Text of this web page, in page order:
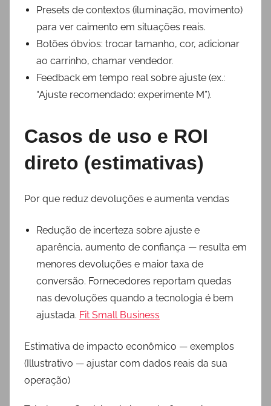
Presets de contextos (iluminação, movimento)
para ver caimento em situações reais.
Botões óbvios: trocar tamanho, cor, adicionar
ao carrinho, chamar vendedor.
Feedback em tempo real sobre ajuste (ex.:
“Ajuste recomendado: experimente M”).
Casos de uso e ROI
direto (estimativas)
Por que reduz devoluções e aumenta vendas
Redução de incerteza sobre ajuste e
aparência, aumento de confiança — resulta em
menores devoluções e maior taxa de
conversão. Fornecedores reportam quedas
nas devoluções quando a tecnologia é bem
ajustada. Fit Small Business
Estimativa de impacto econômico — exemplos
(Illustrativo — ajustar com dados reais da sua
operação)